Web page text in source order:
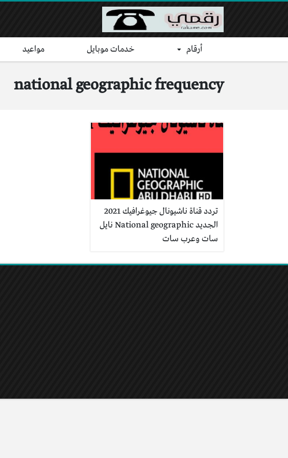
أرقام خدمات موبايل مواعيد
national geographic frequency
تردد قناة ناشيونال جيوغرافيك 2021
الجديد National geographic نايل
سات وعرب سات